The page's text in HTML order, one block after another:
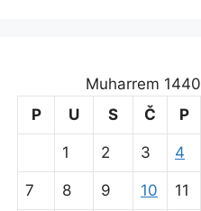
Muharrem 1440
P
U S Č P
1 2 3 4
7 8 9 10 11